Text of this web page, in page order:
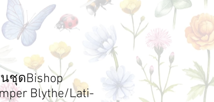
ชุดBishop
Blythe/Lati-